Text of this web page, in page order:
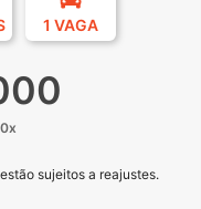
1 VAGA
sujeitos a reajustes.